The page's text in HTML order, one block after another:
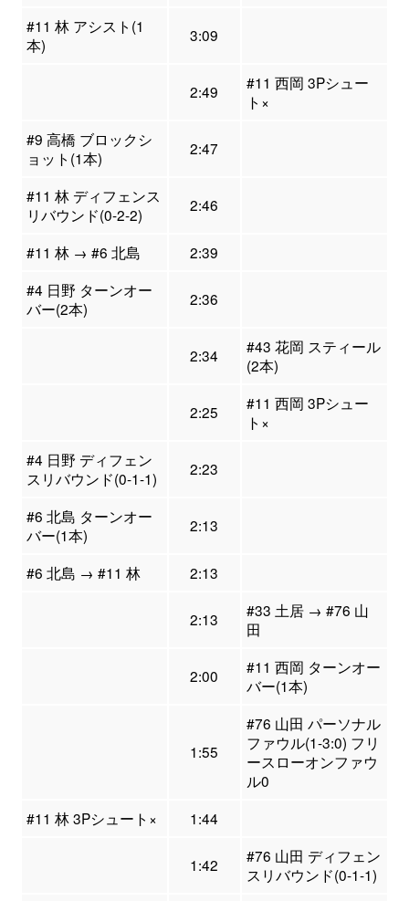
#11 林 アシスト(1
本)
3:09
2:49
#11 西岡 3Pシュー
ト×
#9 高橋 ブロックシ
ョット(1本)
2:47
#11 林 ディフェンス
リバウンド(0-2-2)
2:46
#11 林 → #6 北島
2:39
#4 日野 ターンオー
バー(2本)
2:36
2:34
#43 花岡 スティール
(2本)
2:25
#11 西岡 3Pシュー
ト×
#4 日野 ディフェン
スリバウンド(0-1-1)
2:23
#6 北島 ターンオー
バー(1本)
2:13
#6 北島 → #11 林 2:13
2:13
#33 土居 → #76 山
田
2:00
#11 西岡 ターンオー
バー(1本)
1:55
#76 山田 パーソナル
ファウル(1-3:0) フリ
ースローオンファウ
ル0
#11 林 3Pシュート×
1:44
1:42
#76 山田 ディフェン
スリバウンド(0-1-1)